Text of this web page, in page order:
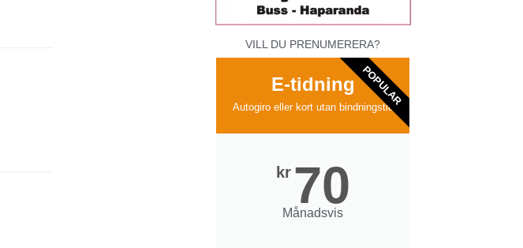
VILL DU PRENUMERERA?
E-tidning
Autogiro eller kort utan bindningstid
kr 70
Månadsvis
POPULAR